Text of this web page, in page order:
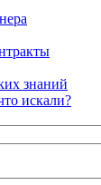
знаний
искали?